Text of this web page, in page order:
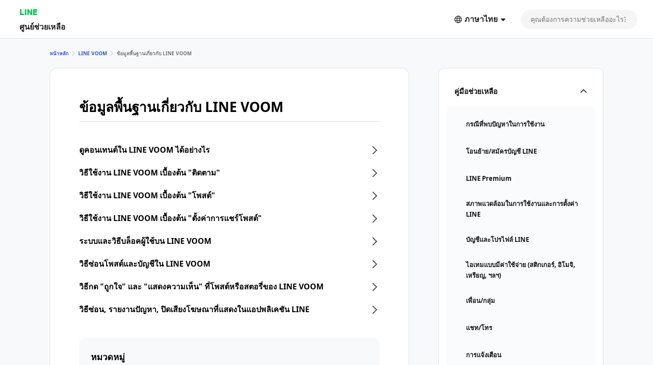
LINE
ศูนย์ช่วยเหลือ
ภาษาไทย
คู่มือช่วยเหลือ
กรณีที่พบปัญหาในการใช้งาน
โอนย้าย/สมัครบัญชี LINE
LINE Premium
สภาพแวดล้อมในการใช้งานและการตั้งค่า
LINE
บัญชีและโปรไฟล์ LINE
ไอเทมแบบมีค่าใช้จ่าย (สติกเกอร์, อิโมจิ,
เหรียญ, ฯลฯ)
เพื่อน/กลุ่ม
แชท/โทร
การแจ้งเตือน
หน้าหลัก LINE VOOM ข้อมูลพื้นฐานเกี่ยวกับ LINE VOOM
ข้อมูลพื้นฐานเกี่ยวกับ LINE VOOM
ดูคอนเทนต์ใน LINE VOOM ได้อย่างไร
วิธีใช้งาน LINE VOOM เบื้องต้น "ติดตาม"
วิธีใช้งาน LINE VOOM เบื้องต้น "โพสต์"
วิธีใช้งาน LINE VOOM เบื้องต้น "ตั้งค่าการแชร์โพสต์"
ระบบและวิธีบล็อคผู้ใช้บน LINE VOOM
วิธีซ่อนโพสต์และบัญชีใน LINE VOOM
วิธีกด "ถูกใจ" และ "แสดงความเห็น" ที่โพสต์หรือสตอรี่ของ LINE VOOM
วิธีซ่อน, รายงานปัญหา, ปิดเสียงโฆษณาที่แสดงในแอปพลิเคชัน LINE
หมวดหมู่